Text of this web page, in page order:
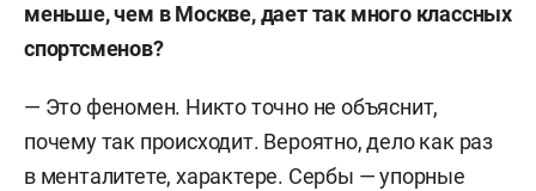
Главные достижения с клубами: чемпион
Турции (2023), России (2018), Швейцарии (2017),
бронзовый призер Лиги чемпионов (2019, 2022,
2023), бронзовый призер клубного чемпионата
меньше, чем в Москве, дает так много классных
спортсменов?
— Это феномен. Никто точно не объяснит,
почему так происходит. Вероятно, дело как раз
в менталитете, характере. Сербы — упорные